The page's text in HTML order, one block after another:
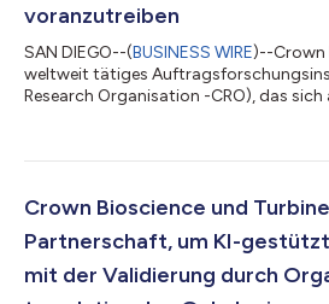
voranzutreiben
SAN DIEGO--(BUSINESS WIRE)--Crown
weltweit tätiges
Research Organisation -CRO), das
Developer Coalition“ (NAMs-DC) des
Förderung der Validierung,
Crown Bioscience und
Partnerschaft, um KI-
mit der Validierung durch